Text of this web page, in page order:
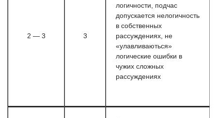
2 — 3 3
логичности, подчас
допускается нелогичность
в собственных
рассуждениях, не
«улавливаються»
логические ошибки в
чужих сложных
рассуждениях